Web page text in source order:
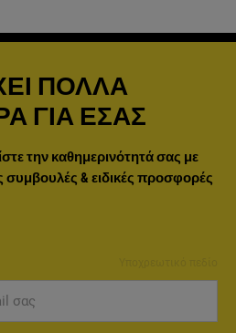
ΠΟΛΛΆ
ΓΙΑ ΕΣΆΣ
την καθημερινότητά σας με
συμβουλές & ειδικές προσφορές